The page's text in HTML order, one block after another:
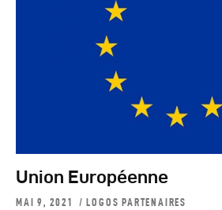
Réunions Sous-
Régionales
Rapports
Publications
COMIFAC Newsletter
Autres Publications
Union Européenne
MAI 9, 2021 LOGOS PARTENAIRES